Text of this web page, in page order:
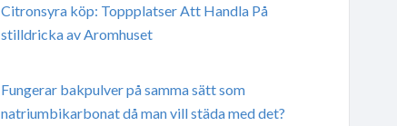
Citronsyra köp: Toppplatser Att Handla På
stilldricka av Aromhuset
Fungerar bakpulver på samma sätt som
natriumbikarbonat då man vill städa med det?